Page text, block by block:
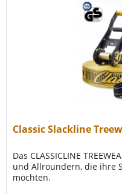
Classic Slackline
Das CLASSICLINE
und Allroundern, die ihre
möchten.